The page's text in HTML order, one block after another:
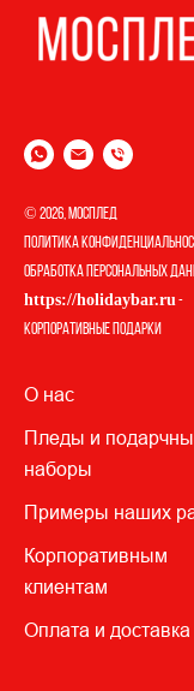
© 2026, МОСПЛЕД
Политика
обработка персональных
https://holidaybar.ru-
корпоративные подарки
О нас
Пледы и подар
наборы
Примеры наших
Корпоративным
клиентам
Оплата и доставка